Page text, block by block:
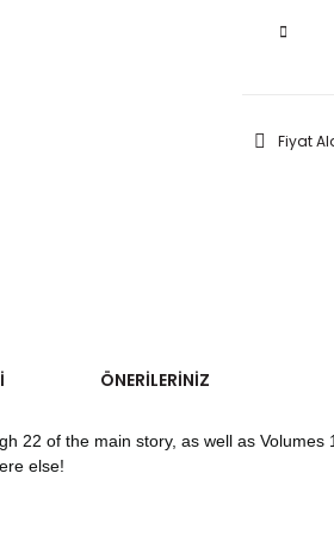
Fiyat
ÖNERILERINIZ
22 of the main story, as well as
else!